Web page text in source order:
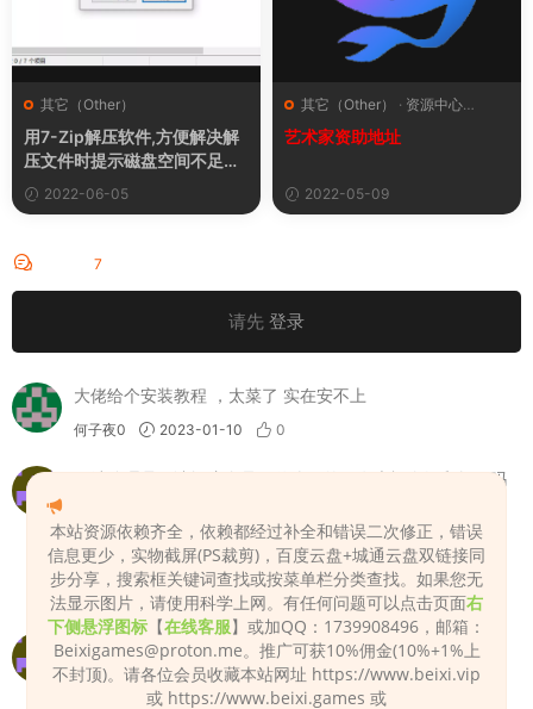
其它（Other）
用7-Zip解压软件,方便解决解
压文件时提示磁盘空间不足密
码错误等问题。
2022-06-05
其它（Other） · 资源中心
（Resource Center）
艺术家资助地址
2022-05-09
7
请先 登录
大佬给个安装教程 ，太菜了 实在安不上
何子夜0 2023-01-10 0
网站管理员，请问这个是做什么用的，有大概介绍和教程吗
根据图片生成皮肤贴图的
Admin 2023-02-13 0
请问本网站密码是多少？
zhzh0514 2023-05-06 0
本站资源依赖齐全，依赖都经过补全和错误二次修正，错误
信息更少，实物截屏(PS裁剪)，百度云盘+城通云盘双链接同
步分享，搜索框关键词查找或按菜单栏分类查找。如果您无
法显示图片，请使用科学上网。有任何问题可以点击页面右
下侧悬浮图标 【在线客服】或加QQ：1739908496，邮箱：
Beixigames@proton.me。推广可获10%佣金(10%+1%上
不封顶)。请各位会员收藏本站网址 https://www.beixi.vip
或 https://www.beixi.games 或